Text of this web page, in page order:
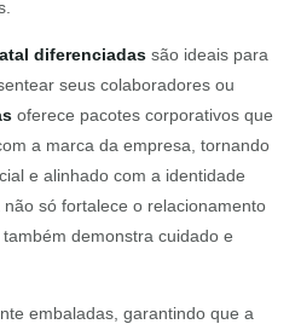
diferenciadas são ideais para
seus colaboradores ou
oferece pacotes corporativos que
a marca da empresa, tornando
e alinhado com a identidade
só fortalece o relacionamento
demonstra cuidado e
embaladas, garantindo que a